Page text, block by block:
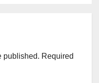
published. Required